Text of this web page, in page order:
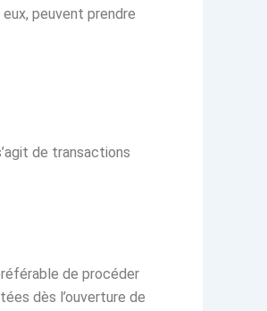
peuvent prendre
de transactions
de procéder
dès l’ouverture de